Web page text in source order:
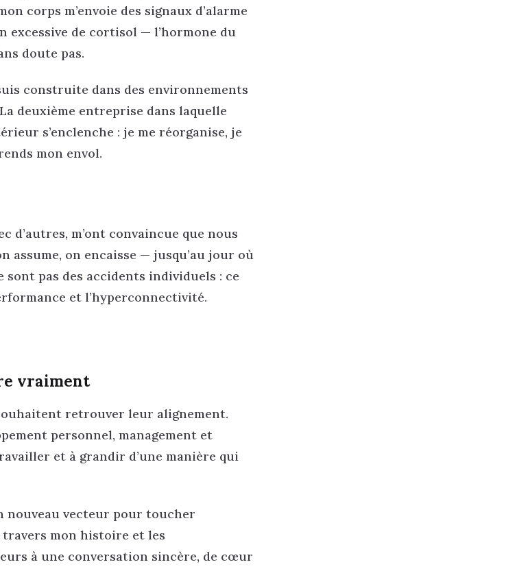
corps m’envoie des signaux d’alarme
excessive de cortisol — l’hormone du
doute pas.
construite dans des environnements
deuxième entreprise dans laquelle
s’enclenche : je me réorganise, je
mon envol.
d’autres, m’ont convaincue que nous
assume, on encaisse — jusqu’au jour où
sont pas des accidents individuels : ce
et l’hyperconnectivité.
vraiment
retrouver leur alignement.
personnel, management et
et à grandir d’une manière qui
nouveau vecteur pour toucher
mon histoire et les
à une conversation sincère, de cœur